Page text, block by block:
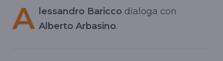
A lessandro Baricco dialoga con
Alberto Arbasino.